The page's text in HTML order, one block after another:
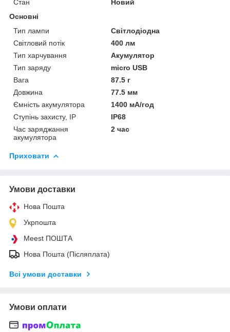
Стан
Новий
Основні
Тип лампи
Світлодіодна
Світловий потік
400 лм
Тип харчування
Акумулятор
Тип заряду
micro USB
Вага
87.5 г
Довжина
77.5 мм
Ємність акумулятора
1400 мА/год
Ступінь захисту, IP
IP68
Час заряджання
акумулятора
2 час
Приховати
Умови доставки
Нова Пошта
Укрпошта
Meest ПОШТА
Нова Пошта (Післяплата)
Всі умови доставки
Умови оплати